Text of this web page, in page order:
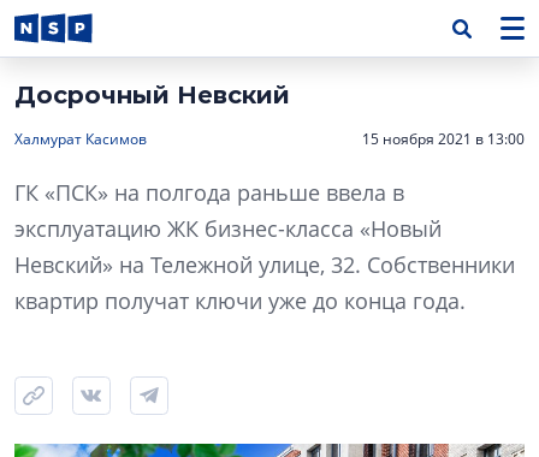
Досрочный Невский
Халмурат Касимов 15 ноября 2021 в 13:00
ГК «ПСК» на полгода раньше ввела в
эксплуатацию ЖК бизнес-класса «Новый
Невский» на Тележной улице, 32. Собственники
квартир получат ключи уже до конца года.